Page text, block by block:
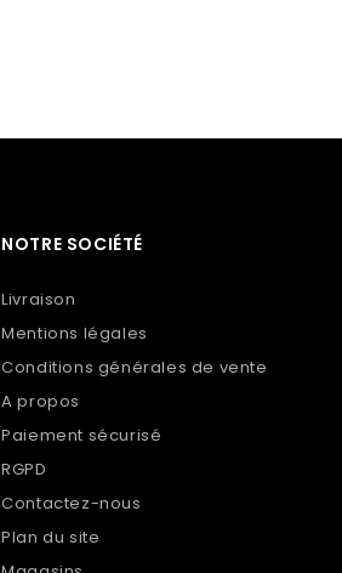
NOTRE SOCIÉTÉ
Livraison
Mentions légales
Conditions générales de vente
A propos
Paiement sécurisé
RGPD
Contactez-nous
Plan du site